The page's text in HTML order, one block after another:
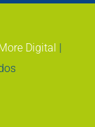
More Digital